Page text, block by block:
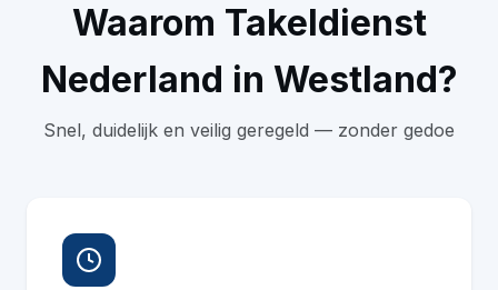
Waarom Takeldienst
Nederland in Westland?
Snel, duidelijk en veilig geregeld — zonder gedoe